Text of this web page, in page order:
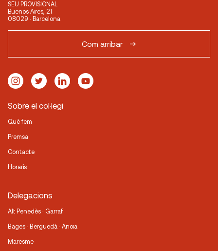
SEU PROVISIONAL
Buenos Aires, 21
08029 · Barcelona
Com arribar
Sobre el col·legi
Què fem
Premsa
Contacte
Horaris
Delegacions
Alt Penedès · Garraf
Bages · Berguedà · Anoia
Maresme